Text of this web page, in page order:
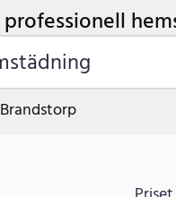
Brandstorp